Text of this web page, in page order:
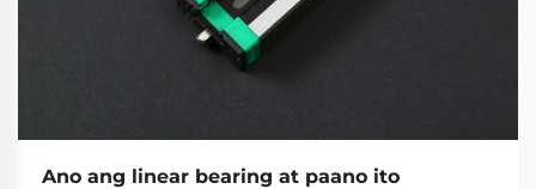
Ano ang linear bearing at paano ito